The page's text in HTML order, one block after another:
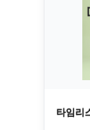
타임리